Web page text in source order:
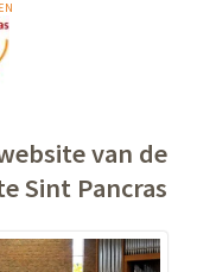
van de
Sint Pancras